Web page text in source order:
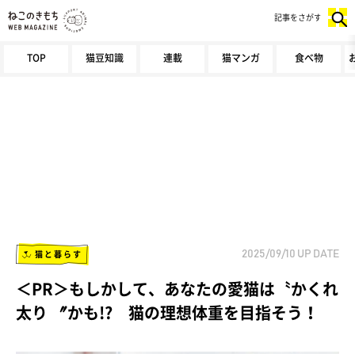
TOP 猫豆知識 連載 猫マンガ 食べ物
記事をさがす
猫と暮らす 2025/09/10 UP DATE
＜PR＞もしかして、あなたの愛猫は〝かくれ
太り 〞かも!? 猫の理想体重を目指そう！